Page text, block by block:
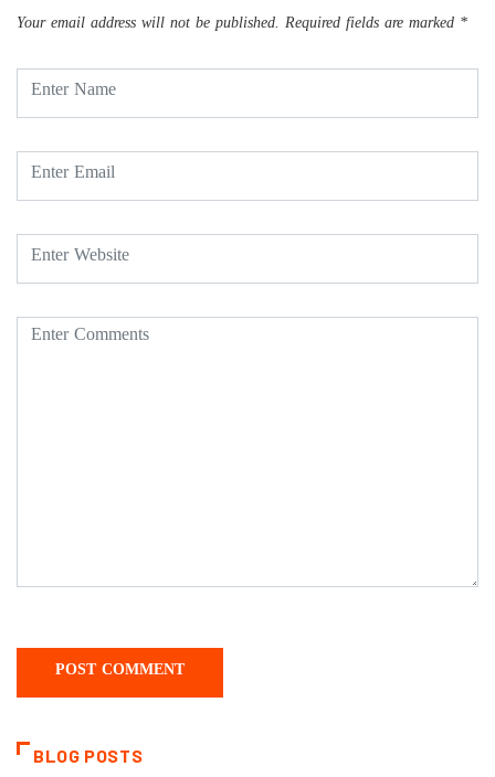
Your email address will not be published. Required fields are marked *
BLOG POSTS